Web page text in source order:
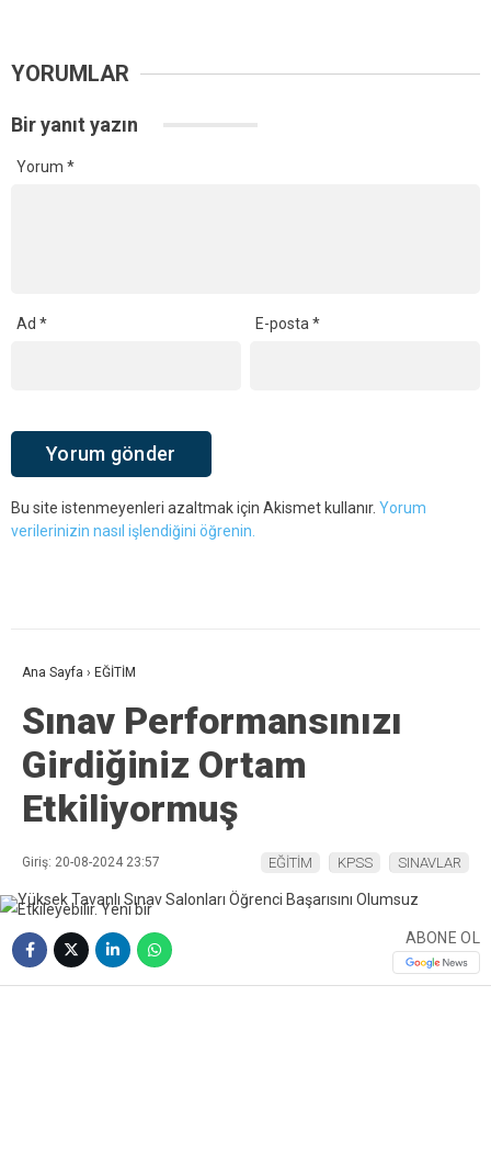
YORUMLAR
Bir yanıt yazın
Yorum *
Ad * E-posta*
Bu site istenmeyenleri azaltmak için Akismet kullanır. Yorum
verilerinizin nasıl işlendiğini öğrenin.
Ana Sayfa › EĞİTİM
Sınav Performansınızı
Girdiğiniz Ortam
Etkiliyormuş
Giriş: 20-08-2024 23:57 EĞİTİM KPSS SINAVLAR
ABONE OL